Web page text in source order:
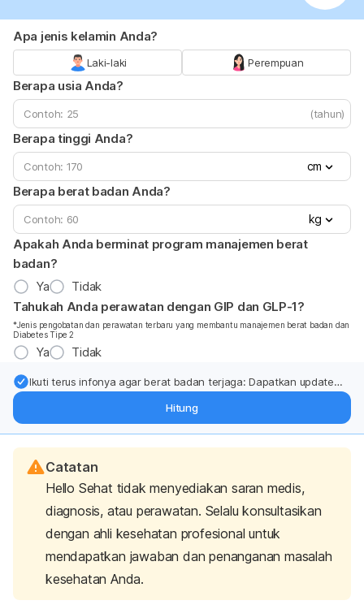
Apa jenis kelamin Anda?
Laki-laki Perempuan
Berapa usia Anda?
(tahun)
Berapa tinggi Anda?
cm
Berapa berat badan Anda?
kg
Apakah Anda berminat program manajemen berat
badan?
Ya
Tidak
Tahukah Anda perawatan dengan GIP dan GLP-1?
*Jenis pengobatan dan perawatan terbaru yang membantu manajemen berat badan dan
Diabetes Tipe 2
Ya Tidak
Ikuti terus infonya agar berat badan terjaga: Dapatkan update
Hitung
Catatan
Hello Sehat tidak menyediakan saran medis,
diagnosis, atau perawatan. Selalu konsultasikan
dengan ahli kesehatan profesional untuk
mendapatkan jawaban dan penanganan masalah
kesehatan Anda.